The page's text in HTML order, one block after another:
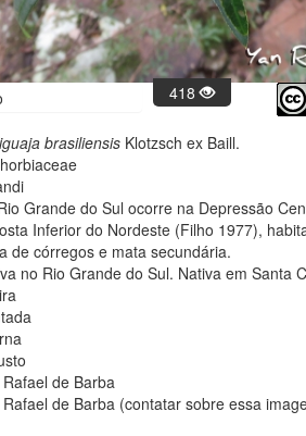
418
brasiliensis Klotzsch ex Baill.
Grande do Sul ocorre na Depressão
Inferior do Nordeste (Filho 1977),
de córregos e mata secundária.
no Rio Grande do Sul. Nativa em Santa
Rafael de Barba
Rafael de Barba (contatar sobre essa